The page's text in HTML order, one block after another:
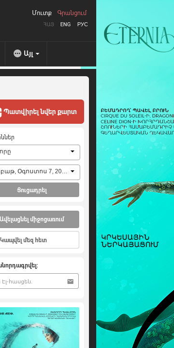
ՀԱՅ ENG РУС
Մուտք Գրանցում
Այլ
Պատվիրել նվեր քարտ
Ուրբաթ, Օգոստոս 7, 2026
Ցուցադրել
Ավելացնել միջոցառում
Կապվել մեզ հետ